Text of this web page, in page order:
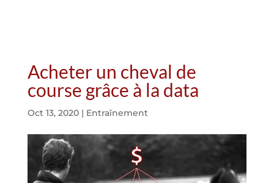
Acheter un cheval de
course grâce à la data
Oct 13, 2020| Entraînement